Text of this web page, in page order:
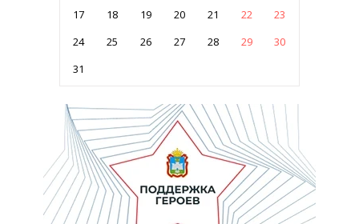
17
18 19 20 21 22
23
24
25 26 27 28 29
30
31